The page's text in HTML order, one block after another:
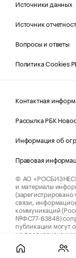
Источники данных
Источник
Вопросы и ответы
Политика Cookies
Контактная
Рассылка РБК
Информация об
Правовая
© АО
и материалы
связи,
коммуникаций
№ФС77-63848)
публикации могут
не
до 18 лет.